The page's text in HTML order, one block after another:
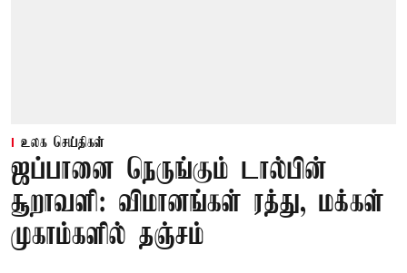
உலக செய்திகள்
ஜப்பானை நெருங்கும் டால்பின்
சூறாவளி: விமானங்கள் ரத்து, மக்கள்
முகாம்களில் தஞ்சம்